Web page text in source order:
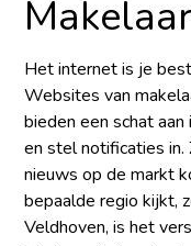
Het internet is je
Websites van
bieden een schat
en stel notificaties
nieuws op de markt
bepaalde regio kijkt,
Veldhoven, is het